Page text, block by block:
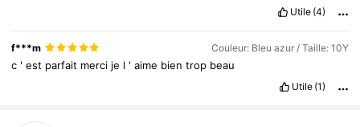
Utile (4)
f***m Couleur: Bleu azur / Taille: 10Y
c 'est parfait merci je l 'aime bientrop beau
Utile (1)